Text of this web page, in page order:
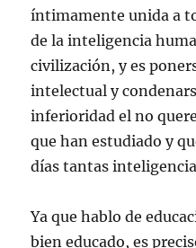
íntimamente unida a
de la inteligencia
civilización, y es
intelectual y
inferioridad el no
que han estudiado y
días tantas
Ya que hablo de
bien educado, es